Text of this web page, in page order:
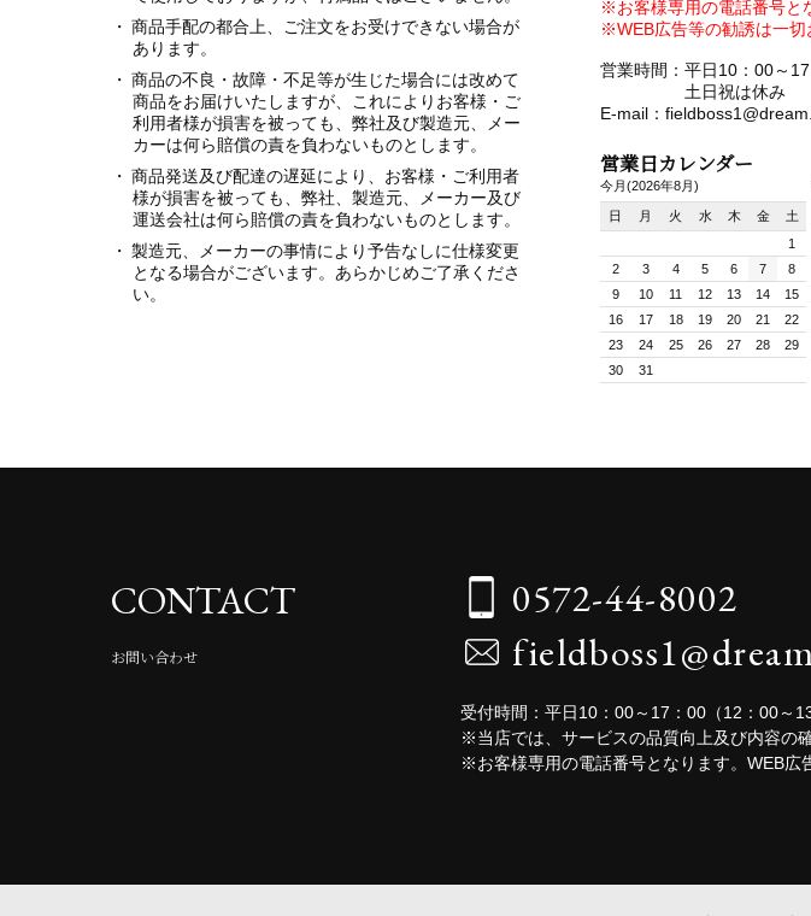
商品手配の都合上、ご注文をお受けできない場合が
あります。
商品の不良・故障・不足等が生じた場合には改めて
商品をお届けいたしますが、これによりお客様・ご
利用者様が損害を被っても、弊社及び製造元、メー
カーは何ら賠償の責を負わないものとします。
商品発送及び配達の遅延により、お客様・ご利用者
様が損害を被っても、弊社、製造元、メーカー及び
運送会社は何ら賠償の責を負わないものとします。
製造元、メーカーの事情により予告なしに仕様変更
となる場合がございます。あらかじめご了承くださ
い。
※お客様専用の電話番号と
※WEB広告等の勧誘は一切
営業時間：平日10：00～
土日祝は休み
E-mail：
営業日カレンダー
今月(2026年8月)
日 月 火 水 木 金
土
1
2
3 4 5 6 7
8
9
10 11 12 13 14
15
16
17 18 19 20 21
22
23
24 25 26 27 28
29
30
31
CONTACT
お問い合わせ
0572-44-8002
受付時間：平日10：00～17：00（12：00～
※当店では、サービスの品質向上及び内容の
※お客様専用の電話番号となります。WEB広